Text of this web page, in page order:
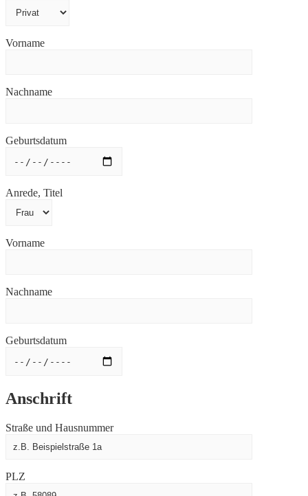
Vorname
Nachname
Geburtsdatum
Anrede, Titel
Vorname
Nachname
Geburtsdatum
Anschrift
Straße und Hausnummer
PLZ